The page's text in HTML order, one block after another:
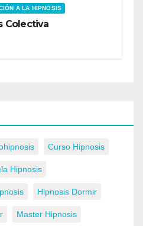
A LA HIPNOSIS
Colectiva
Curso Hipnosis
Hipnosis
Hipnosis Dormir
Master Hipnosis